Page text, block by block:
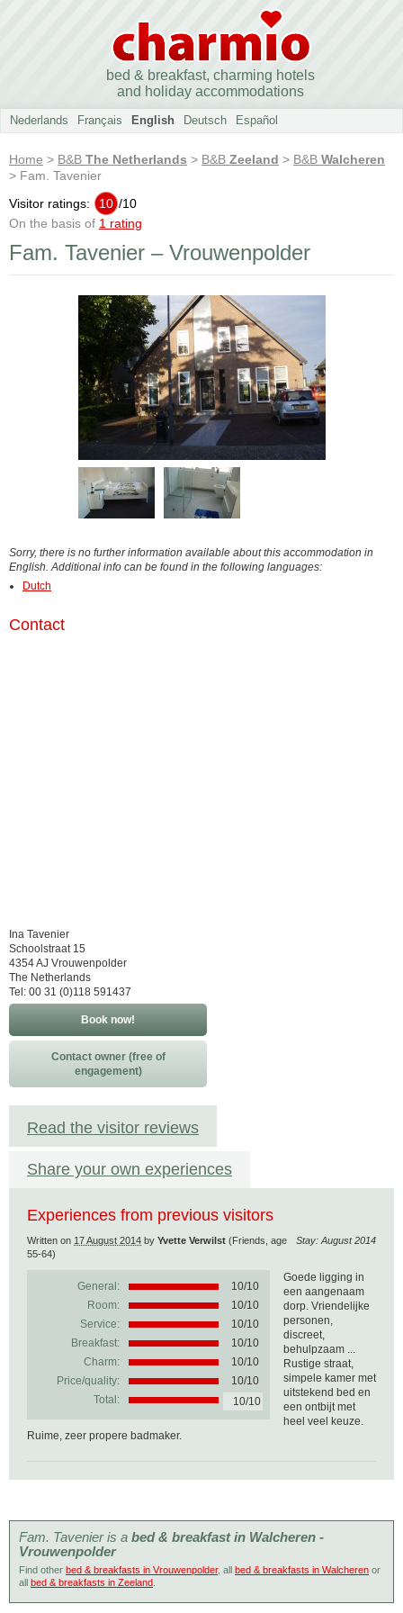
bed & breakfast, charming hotels
and holiday accommodations
Nederlands Français English Deutsch Español
Home > B&B The Netherlands > B&B Zeeland > B&B Walcheren
> Fam. Tavenier
Visitor ratings:
10 /10
On the basis of 1 rating
Fam. Tavenier – Vrouwenpolder
Sorry, there is no further information available about this accommodation in
English. Additional info can be found in the following languages:
Dutch
Contact
Ina Tavenier
Schoolstraat 15
4354 AJ Vrouwenpolder
The Netherlands
Tel: 00 31 (0)118 591437
Book now!
Contact owner (free of
engagement)
Read the visitor reviews
Share your own experiences
Experiences from previous visitors
Stay: August 2014
Written on 17 August 2014 by Yvette Verwilst (Friends, age
55-64)
General: 10/10
Room:
10/10
Service:
10/10
Breakfast:
10/10
Charm:
10/10
Price/quality:
10/10
Total:
10/10
Goede ligging in
een aangenaam
dorp. Vriendelijke
personen,
discreet,
behulpzaam ...
Rustige straat,
simpele kamer met
uitstekend bed en
een ontbijt met
heel veel keuze.
Ruime, zeer propere badmaker.
Fam. Tavenier is a bed & breakfast in Walcheren -
Vrouwenpolder
Find other bed & breakfasts in Vrouwenpolder, all bed & breakfasts in Walcheren or
all bed & breakfasts in Zeeland